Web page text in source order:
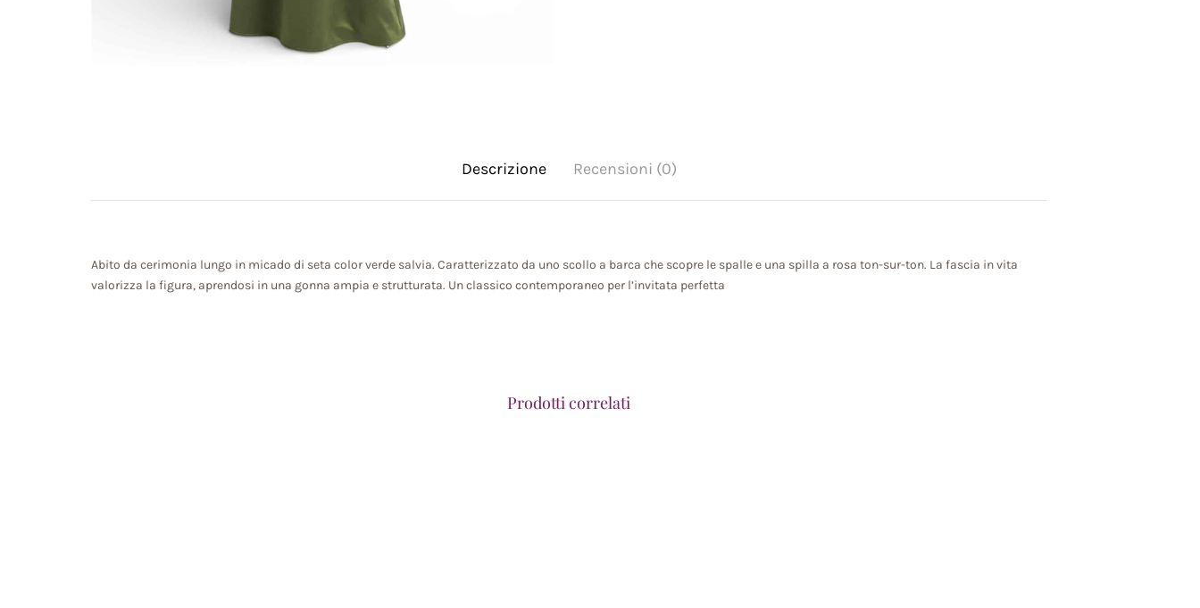
Descrizione Recensioni (0)
Abito da cerimonia lungo in micado di seta color verde salvia. Caratterizzato da uno scollo a barca che scopre le spalle e una spilla a rosa ton-sur-ton. La fascia in vita
valorizza la figura, aprendosi in una gonna ampia e strutturata. Un classico contemporaneo per l’invitata perfetta
Prodotti correlati